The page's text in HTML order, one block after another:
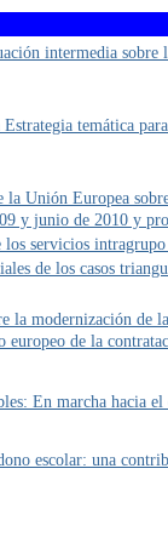
intermedia sobre
temática
la Unión Europea
y junio de 2010 y
los servicios
de los casos
la modernización de
europeo de la
En marcha hacia
escolar: una